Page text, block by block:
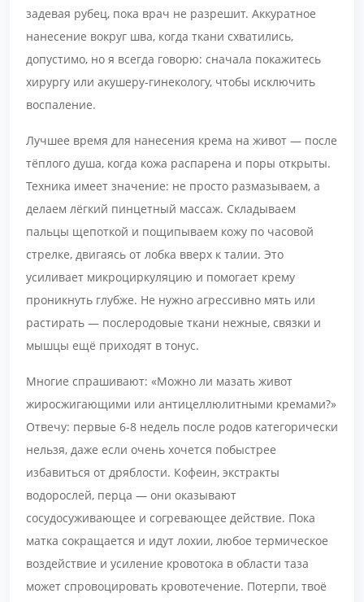
задевая рубец, пока врач не разрешит. Аккуратное
нанесение вокруг шва, когда ткани схватились,
допустимо, но я всегда говорю: сначала покажитесь
хирургу или акушеру-гинекологу, чтобы исключить
воспаление.
Лучшее время для нанесения крема на живот — после
тёплого душа, когда кожа распарена и поры открыты.
Техника имеет значение: не просто размазываем, а
делаем лёгкий пинцетный массаж. Складываем
пальцы щепоткой и пощипываем кожу по часовой
стрелке, двигаясь от лобка вверх к талии. Это
усиливает микроциркуляцию и помогает крему
проникнуть глубже. Не нужно агрессивно мять или
растирать — послеродовые ткани нежные, связки и
мышцы ещё приходят в тонус.
Многие спрашивают: «Можно ли мазать живот
жиросжигающими или антицеллюлитными кремами?»
Отвечу: первые 6-8 недель после родов категорически
нельзя, даже если очень хочется побыстрее
избавиться от дряблости. Кофеин, экстракты
водорослей, перца — они оказывают
сосудосуживающее и согревающее действие. Пока
матка сокращается и идут лохии, любое термическое
воздействие и усиление кровотока в области таза
может спровоцировать кровотечение. Потерпи, твоё